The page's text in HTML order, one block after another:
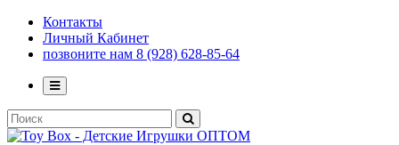
Контакты
Личный Кабинет
позвоните нам 8 (928) 628-85-64